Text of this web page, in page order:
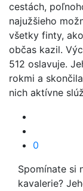
cestách,
najužšieho
všetky finty,
občas kazil.
512 oslavuje.
rokmi a
nich aktívne
0
Spomínate si
kavalerie?